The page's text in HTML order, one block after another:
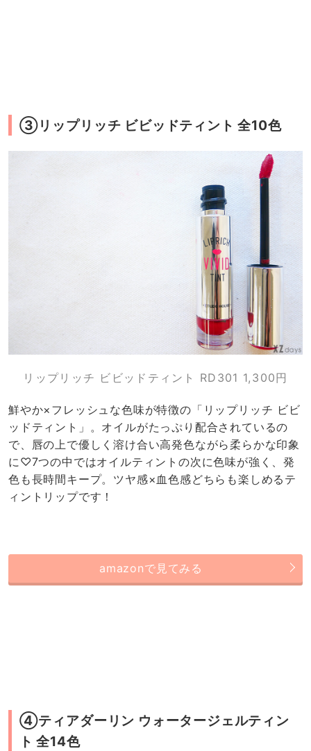
③リップリッチ ビビッドティント 全10色
リップリッチ ビビッドティント RD301 1,300円
鮮やか×フレッシュな色味が特徴の「リップリッチ ビビ
ッドティント」。オイルがたっぷり配合されているの
で、唇の上で優しく溶け合い高発色ながら柔らかな印象
に♡7つの中ではオイルティントの次に色味が強く、発
色も長時間キープ。ツヤ感×血色感どちらも楽しめるテ
ィントリップです！
amazonで見てみる
④ティアダーリン ウォータージェルティン
ト 全14色